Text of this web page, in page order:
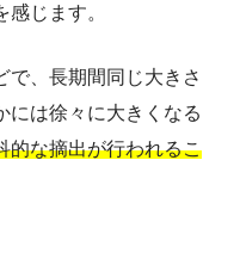
じます。
で、長期間同じ大きさ
には徐々に大きくなる
的な摘出が行われるこ